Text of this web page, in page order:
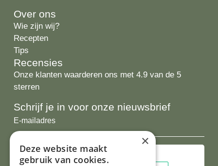
Over ons
Wie zijn wij?
Recepten
Tips
Recensies
Onze klanten waarderen ons met 4.9 van de 5
sterren
Schrijf je in voor onze nieuwsbrief
E-
mailadres
×
Deze website maakt
gebruik van cookies.